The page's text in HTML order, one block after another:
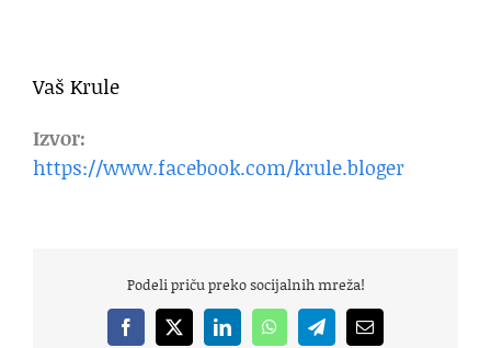
Vaš Krule
Izvor:
https://www.facebook.com/krule.bloger
Podeli priču preko socijalnih mreža!
Facebook
X LinkedInWhatsAppTelegramEmail